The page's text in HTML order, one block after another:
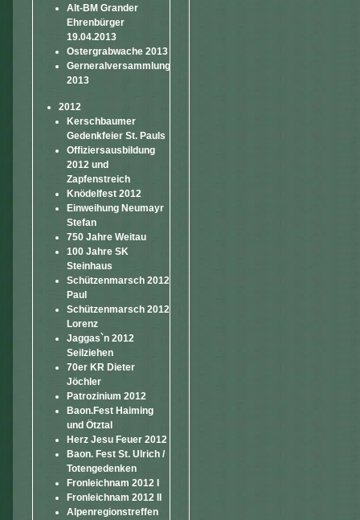
Alt-BM Grander
Ehrenbürger
19.04.2013
Ostergrabwache 2013
Gerneralversammlung
2013
2012
Kerschbaumer
Gedenkfeier St. Pauls
Offiziersausbildung
2012 und
Zapfenstreich
Knödelfest 2012
Einweihung Neumayr
Stefan
750 Jahre Weitau
100 Jahre SK
Steinhaus
Schützenmarsch 2012
Paul
Schützenmarsch 2012
Lorenz
Jaggas`n 2012
Seilziehen
70er KR Dieter
Jöchler
Patrozinium 2012
Baon.Fest Haiming
und Ötztal
Herz Jesu Feuer 2012
Baon. Fest St. Ulrich /
Totengedenken
Fronleichnam 2012 I
Fronleichnam 2012 II
Alpenregionstreffen